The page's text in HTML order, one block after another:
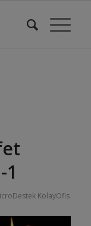
KolayOfis